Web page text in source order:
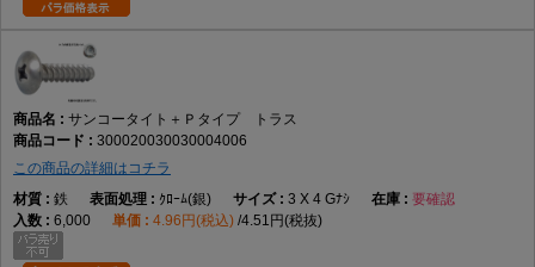
サンコータイト＋Ｐタイプ トラス
300020030030004006
この商品の詳細はコチラ
鉄
ｸﾛｰﾑ(銀) 3 X 4 Gﾅｼ
要確認
6,000
4.96円(税込) 4.51円(税抜)